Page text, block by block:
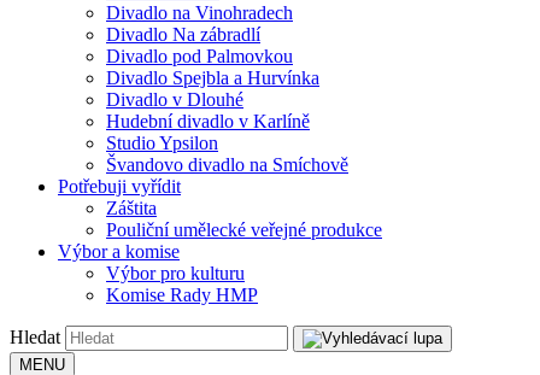
Divadlo na Vinohradech
Divadlo Na zábradlí
Divadlo pod Palmovkou
Divadlo Spejbla a Hurvínka
Divadlo v Dlouhé
Hudební divadlo v Karlíně
Studio Ypsilon
Švandovo divadlo na Smíchově
Potřebuji vyřídit
Záštita
Pouliční umělecké veřejné produkce
Výbor a komise
Výbor pro kulturu
Komise Rady HMP
Hledat
MENU